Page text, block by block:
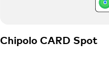
Chipolo CARD Spot